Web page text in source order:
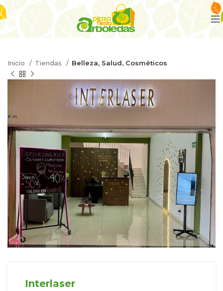
Inicio Tiendas Belleza, Salud, Cosméticos
Interlaser